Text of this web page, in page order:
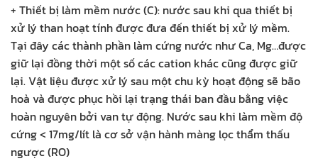
+ Thiết bị làm mềm nước (C): nước sau khi qua thiết bị
xử lý than hoạt tính được đưa đến thiết bị xử lý mềm.
Tại đây các thành phần làm cứng nước như Ca, Mg…được
giữ lại đồng thời một số các cation khác cũng được giữ
lại. Vật liệu được xử lý sau một chu kỳ hoạt động sẽ bão
hoà và được phục hồi lại trạng thái ban đầu bằng việc
hoàn nguyên bởi van tự động. Nước sau khi làm mềm độ
cứng < 17mg/lít là cơ sở vận hành màng lọc thẩm thấu
ngược (RO)